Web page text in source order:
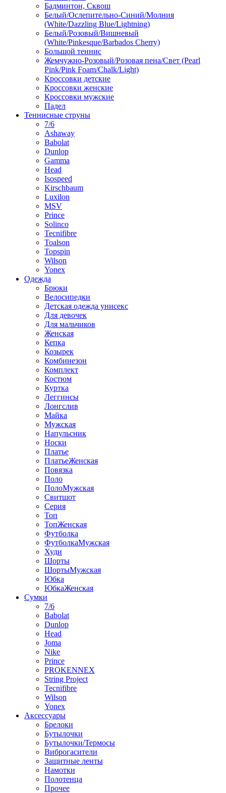
Бадминтон, Сквош
Белый/Ослепительно-Синий/Молния
(White/Dazzling Blue/Lightning)
Белый/Розовый/Вишневый
(White/Pinkesque/Barbados Cherry)
Большой теннис
Жемчужно-Розовый/Розовая пена/Свет (Pearl
Pink/Pink Foam/Chalk/Light)
Кроссовки детские
Кроссовки женские
Кроссовки мужские
Падел
Теннисные струны
7/6
Ashaway
Babolat
Dunlop
Gamma
Head
Isospeed
Kirschbaum
Luxilon
MSV
Prince
Solinco
Tecnifibre
Toalson
Topspin
Wilson
Yonex
Одежда
Брюки
Велосипедки
Детская одежда унисекс
Для девочек
Для мальчиков
Женская
Кепка
Козырек
Комбинезон
Комплект
Костюм
Куртка
Леггинсы
Лонгслив
Майка
Мужская
Напульсник
Носки
Платье
ПлатьеЖенская
Повязка
Поло
ПолоМужская
Свитшот
Серия
Топ
ТопЖенская
Футболка
ФутболкаМужская
Худи
Шорты
ШортыМужская
Юбка
ЮбкаЖенская
Сумки
7/6
Babolat
Dunlop
Head
Joma
Nike
Prince
PROKENNEX
String Project
Tecnifibre
Wilson
Yonex
Аксессуары
Брелоки
Бутылочки
Бутылочки/Термосы
Виброгасители
Защитные ленты
Намотки
Полотенца
Прочее